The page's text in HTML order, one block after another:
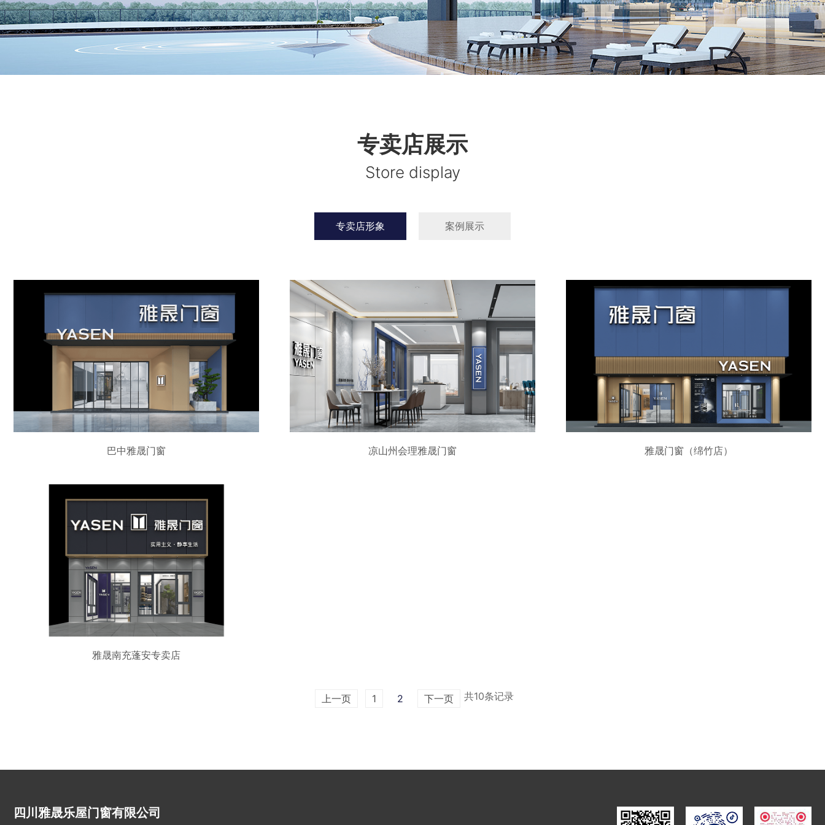
专卖店展示
Store display
专卖店形象 案例展示
巴中雅晟门窗 凉山州会理雅晟门窗 雅晟门窗（绵竹店）
雅晟南充蓬安专卖店
上一页 1 2 下一页 共10条记录
四川雅晟乐屋门窗有限公司